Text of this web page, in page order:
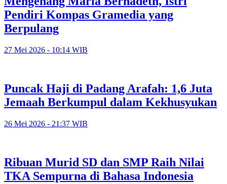
Pendiri Kompas Gramedia yang
Berpulang
27 Mei 2026 - 10:14 WIB
Puncak Haji di Padang Arafah: 1,6 Juta
Jemaah Berkumpul dalam Kekhusyukan
26 Mei 2026 - 21:37 WIB
Ribuan Murid SD dan SMP Raih Nilai
TKA Sempurna di Bahasa Indonesia